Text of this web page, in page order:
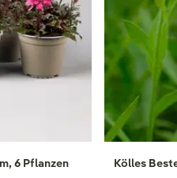
6 Pflanzen Kölles